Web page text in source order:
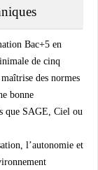
Bac+5 en
de cinq
des normes
bonne
que SAGE, Ciel ou
l’autonomie et